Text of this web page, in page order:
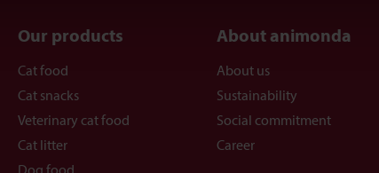
Our products
Cat food
Cat snacks
Veterinary cat food
Cat litter
About animonda
About us
Sustainability
Social commitment
Career